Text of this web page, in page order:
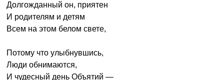
Долгожданный он, приятен
И родителям и детям
Всем на этом белом свете,
Потому что улыбнувшись,
Люди обнимаются,
И чудесный день Объятий —